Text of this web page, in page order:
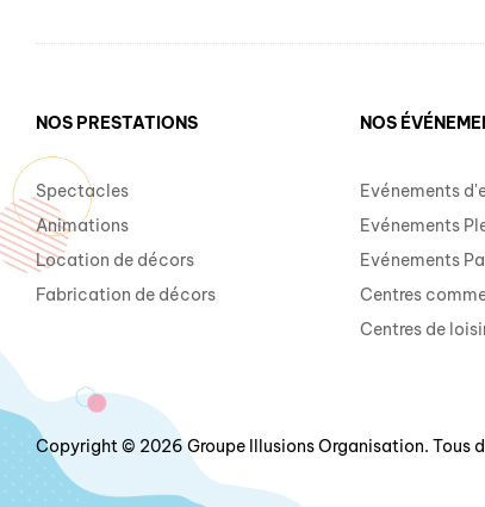
NOS PRESTATIONS
Spectacles
Animations
Location de décors
Fabrication de décors
NOS
Evénements
Evénements
Evénements
Centres
Centres de
Copyright © 2026 Groupe Illusions Organisation. Tous